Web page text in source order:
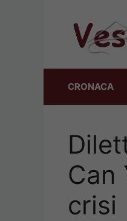
CRONACA
Can
crisi